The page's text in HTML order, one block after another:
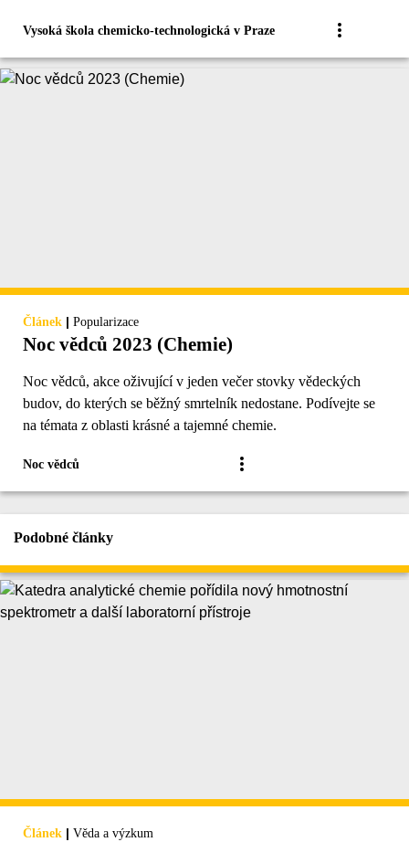
Vysoká škola chemicko-technologická v Praze
Článek | Popularizace
Noc vědců 2023 (Chemie)
Noc vědců, akce oživující v jeden večer stovky vědeckých
budov, do kterých se běžný smrtelník nedostane. Podívejte se
na témata z oblasti krásné a tajemné chemie.
Noc vědců
Podobné články
Článek | Věda a výzkum